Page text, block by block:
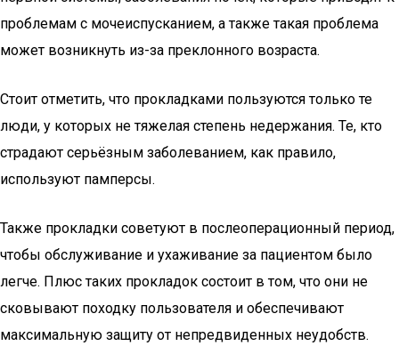
проблемам с мочеиспусканием, а также такая проблема
может возникнуть из-за преклонного возраста.
Стоит отметить, что прокладками пользуются только те
люди, у которых не тяжелая степень недержания. Те, кто
страдают серьёзным заболеванием, как правило,
используют памперсы.
Также прокладки советуют в послеоперационный период,
чтобы обслуживание и ухаживание за пациентом было
легче. Плюс таких прокладок состоит в том, что они не
сковывают походку пользователя и обеспечивают
максимальную защиту от непредвиденных неудобств.